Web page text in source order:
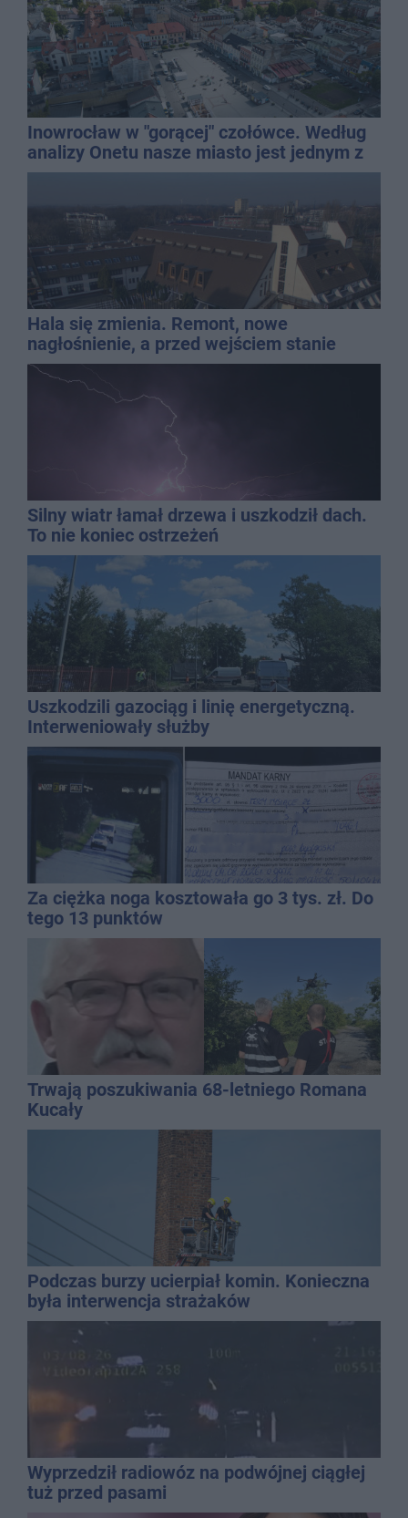
Inowrocław w "gorącej" czołówce. Według
analizy Onetu nasze miasto jest jednym z
najbardziej narażonych na upały
Hala się zmienia. Remont, nowe
nagłośnienie, a przed wejściem stanie
QEMETICA ARENA
Silny wiatr łamał drzewa i uszkodził dach.
To nie koniec ostrzeżeń
Uszkodzili gazociąg i linię energetyczną.
Interweniowały służby
Za ciężka noga kosztowała go 3 tys. zł. Do
tego 13 punktów
Trwają poszukiwania 68-letniego Romana
Kucały
Podczas burzy ucierpiał komin. Konieczna
była interwencja strażaków
Wyprzedził radiowóz na podwójnej ciągłej
tuż przed pasami